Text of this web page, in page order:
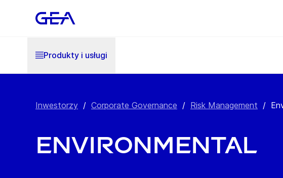
Produkty i usługi
Inwestorzy / Corporate Governance / Risk Management /
Environmental